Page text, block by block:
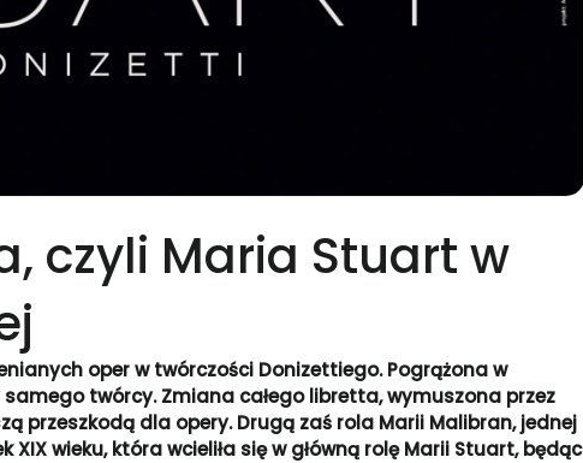
czyli Maria Stuart w
oper w twórczości Donizettiego. Pogrążona w
twórcy. Zmiana całego libretta, wymuszona przez
przeszkodą dla opery. Drugą zaś rola Marii Malibran, jednej
wieku, która wcieliła się w główną rolę Marii Stuart, będąc